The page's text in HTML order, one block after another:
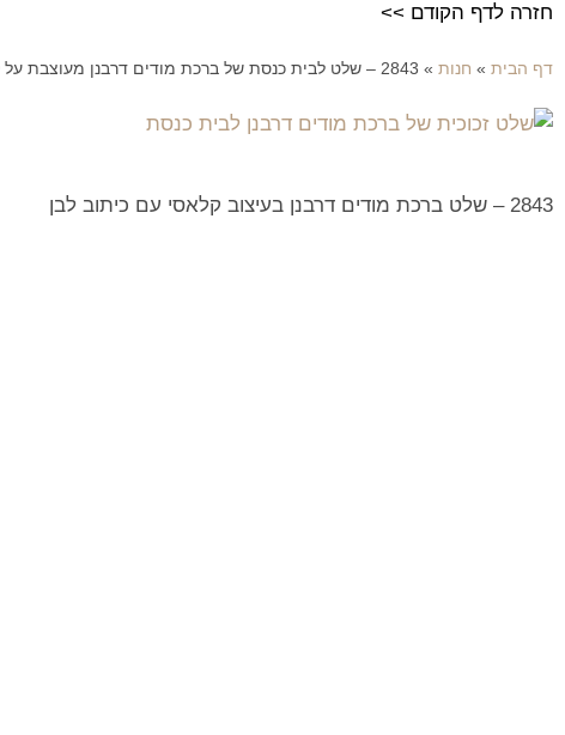
חזרה לדף הקודם >>
דף הבית » חנות » 2843 – שלט לבית כנסת של ברכת מודים דרבנן מעוצבת על קנבס או זכוכית
2843 – שלט ברכת מודים דרבנן בעיצוב קלאסי עם כיתוב לבן